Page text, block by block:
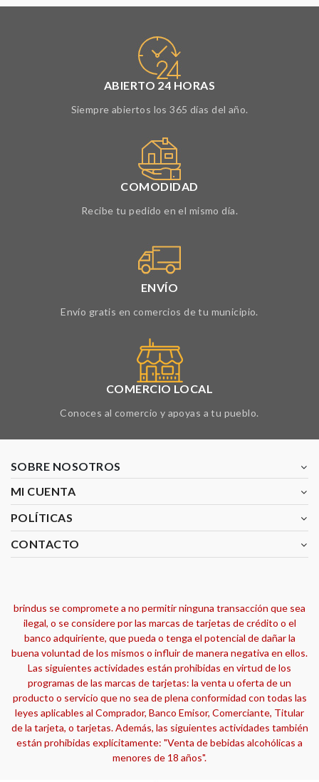
ABIERTO 24 HORAS
Siempre abiertos los 365 días del año.
COMODIDAD
Recibe tu pedido en el mismo día.
ENVÍO
Envío gratis en comercios de tu municipio.
COMERCIO LOCAL
Conoces al comercio y apoyas a tu pueblo.
SOBRE NOSOTROS
MI CUENTA
POLÍTICAS
CONTACTO
brindus se compromete a no permitir ninguna transacción que sea
ilegal, o se considere por las marcas de tarjetas de crédito o el
banco adquiriente, que pueda o tenga el potencial de dañar la
buena voluntad de los mismos o influir de manera negativa en ellos.
Las siguientes actividades están prohibidas en virtud de los
programas de las marcas de tarjetas: la venta u oferta de un
producto o servicio que no sea de plena conformidad con todas las
leyes aplicables al Comprador, Banco Emisor, Comerciante, Titular
de la tarjeta, o tarjetas. Además, las siguientes actividades también
están prohibidas explícitamente: "Venta de bebidas alcohólicas a
menores de 18 años".